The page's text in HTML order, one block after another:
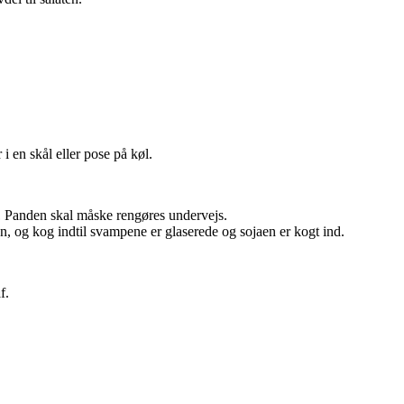
en skål eller pose på køl.
skal måske rengøres undervejs.
og kog indtil svampene er glaserede og sojaen er kogt ind.